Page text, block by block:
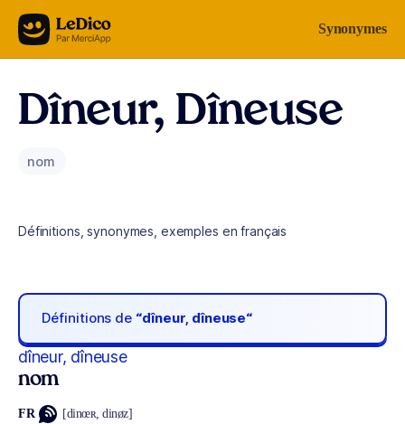
Aller au contenu Synonymes
Dîneur, Dîneuse
nom
Définitions, synonymes, exemples en français
Définitions de “dîneur, dîneuse“
dîneur, dîneuse
nom
FR [dinœʀ, dinøz]